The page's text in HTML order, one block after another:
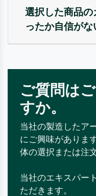
選択した商品
ったか自信がな
ご質問は
すか。
当社の製造したア
にご興味がありま
体の選択または注
当社のエキスパー
ただきます。